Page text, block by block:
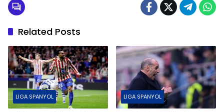
Related Posts
LIGA SPANYOL LIGA SPANYOL